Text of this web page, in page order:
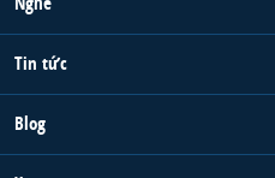
Tin tức
Blog